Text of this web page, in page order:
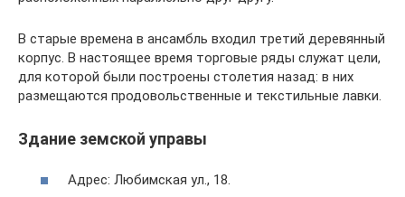
В старые времена в ансамбль входил третий деревянный
корпус. В настоящее время торговые ряды служат цели,
для которой были построены столетия назад: в них
размещаются продовольственные и текстильные лавки.
Здание земской управы
Адрес: Любимская ул., 18.